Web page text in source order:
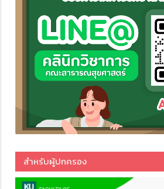
สำหรับผู้ปกครอง